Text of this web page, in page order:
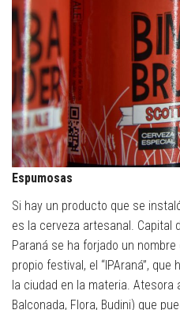
Espumosas
Si hay un producto que se
es la cerveza artesanal. Capital
Paraná se ha forjado un
propio festival, el “IPAraná”,
la ciudad en la materia. Atesora
Balconada, Flora, Budini) que